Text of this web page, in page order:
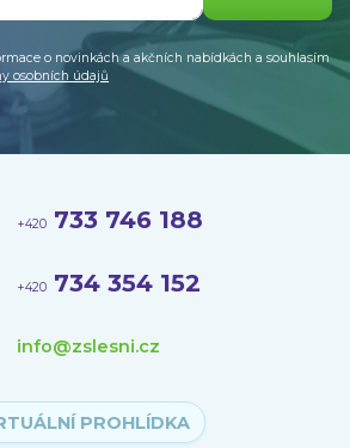
o novinkách a akčních nabídkách a souhlasím
osobních údajů
+420 733 746 188
+420 734 354 152
info@zslesni.cz
PROHLÍDKA